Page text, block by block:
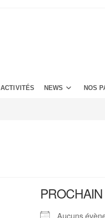
ACTIVITÉS NEWS NOS